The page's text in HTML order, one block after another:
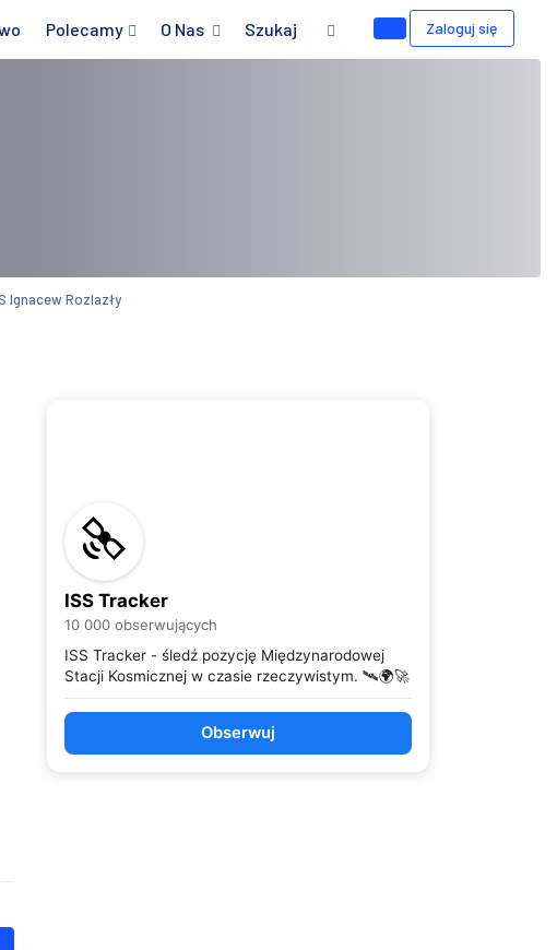
Polecamy O Nas Szukaj Zaloguj się
Ignacew Rozlazły
ISS Tracker
10 000 obserwujących
ISS Tracker - śledź pozycję Międzynarodowej
Stacji Kosmicznej w czasie rzeczywistym. 🛰️🌍🚀
Obserwuj